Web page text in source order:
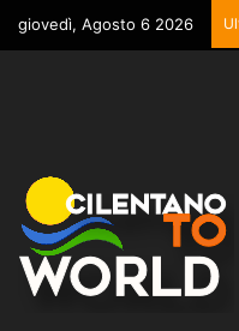
giovedì, Agosto 6 2026